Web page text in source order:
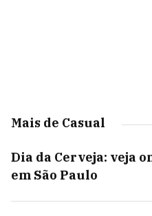
Mais de Casual
Dia da Cerveja: veja
em São Paulo